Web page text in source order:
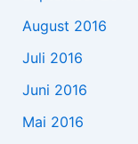
August 2016
Juli 2016
Juni 2016
Mai 2016